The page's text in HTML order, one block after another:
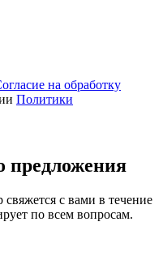
на обработку
Политики
предложения
с вами в течение
по всем вопросам.